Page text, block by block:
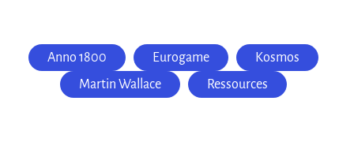
Anno 1800 Eurogame
Kosmos
Martin Wallace
Ressources